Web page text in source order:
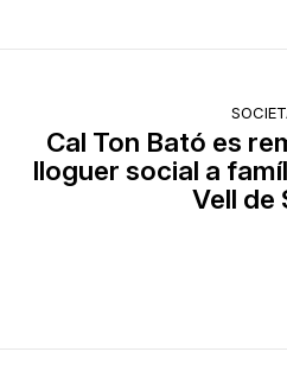
Cal Ton Bató es
lloguer social a
Vell de